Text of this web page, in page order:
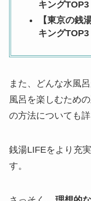
キングTOP3
【東京の銭
キングTOP3
また、どんな水風
風呂を楽しむため
の方法についても
銭湯LIFEをより充
す。